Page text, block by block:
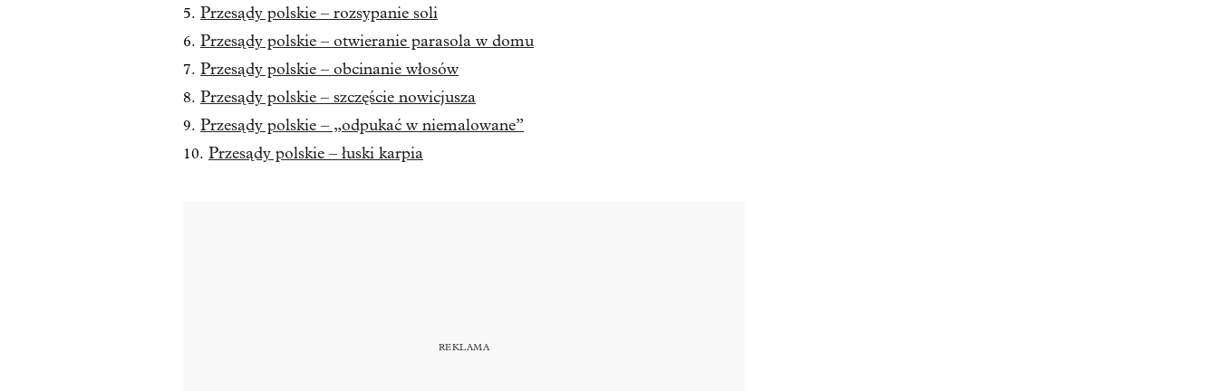
Przesądy polskie – rozsypanie soli
Przesądy polskie – otwieranie parasola w domu
Przesądy polskie – obcinanie włosów
Przesądy polskie – szczęście nowicjusza
Przesądy polskie – „odpukać w niemalowane”
Przesądy polskie – łuski karpia